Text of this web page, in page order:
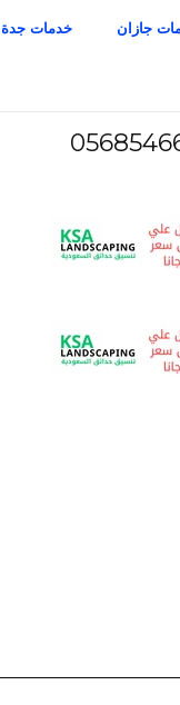
جازان خدمات جدة